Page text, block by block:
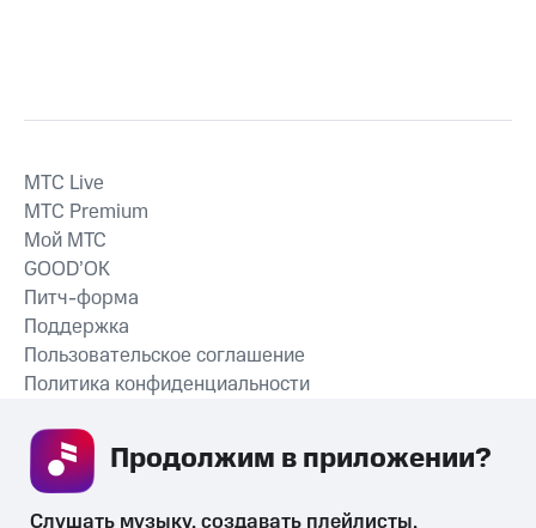
СКАЧАТЬ ПРИЛОЖЕНИЕ
MTС Live
MTС Premium
Мой МТС
GOOD’OK
Питч-форма
Поддержка
Пользовательское соглашение
Политика конфиденциальности